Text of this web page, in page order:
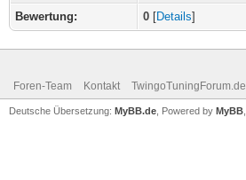
Bewertung: 0 [Details]
Foren-Team Kontakt TwingoTuningForum.de
Deutsche Übersetzung: MyBB.de , Powered by MyBB